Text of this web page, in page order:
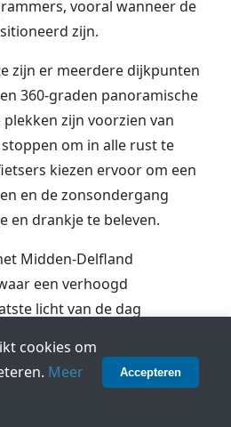
vooral wanneer de
zijn.
zijn er meerdere dijkpunten
360-graden panoramische
zijn voorzien van
om in alle rust te
kiezen ervoor om een
en de zonsondergang
en drankje te beleven.
Midden-Delfland
een verhoogd
licht van de dag
- het tijdstip tussen dag en
diepblauw kleurt en de
Dit is misschien wel het
cookies om
Meer
Accepteren